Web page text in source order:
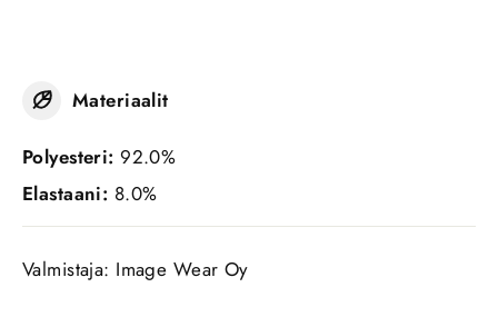
Materiaalit
Polyesteri:92.0%
Elastaani: 8.0%
Valmistaja: Image Wear Oy